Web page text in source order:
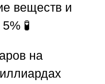
веществ и
🧪
на